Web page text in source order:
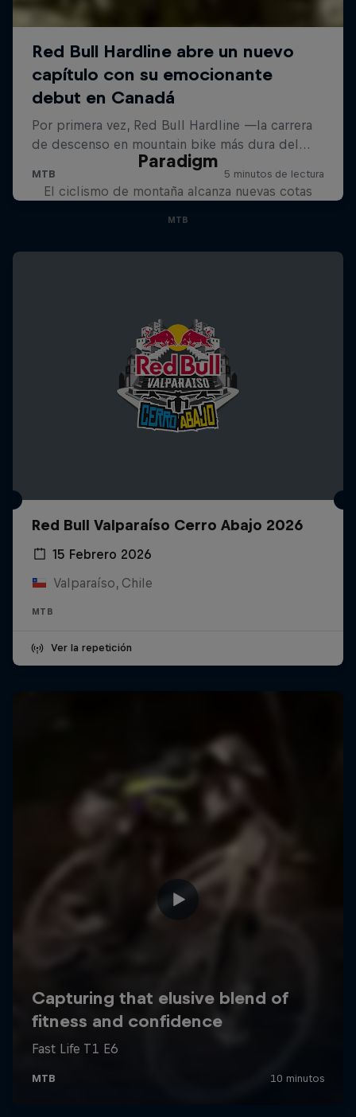
Paradigm
El ciclismo de montaña alcanza nuevas cotas
MTB
Red Bull Valparaíso Cerro Abajo 2026
15 Febrero 2026
Valparaíso, Chile
MTB
Ver la repetición